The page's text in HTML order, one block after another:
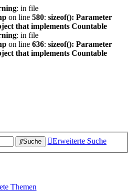
: in file
on line 580: sizeof(): Parameter
that implements Countable
: in file
on line 636: sizeof(): Parameter
that implements Countable
Suche Erweiterte Suche
Themen